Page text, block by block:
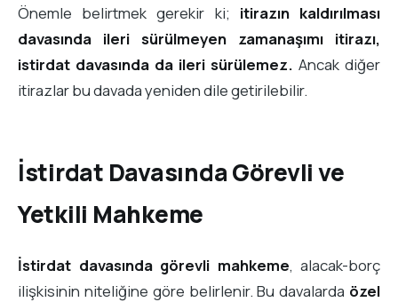
Önemle belirtmek gerekir ki; itirazın kaldırılması
davasında ileri sürülmeyen zamanaşımı itirazı,
istirdat davasında da ileri sürülemez. Ancak diğer
itirazlar bu davada yeniden dile getirilebilir.
İstirdat Davasında Görevli ve
Yetkili Mahkeme
İstirdat davasında görevli mahkeme, alacak-borç
ilişkisinin niteliğine göre belirlenir. Bu davalarda özel